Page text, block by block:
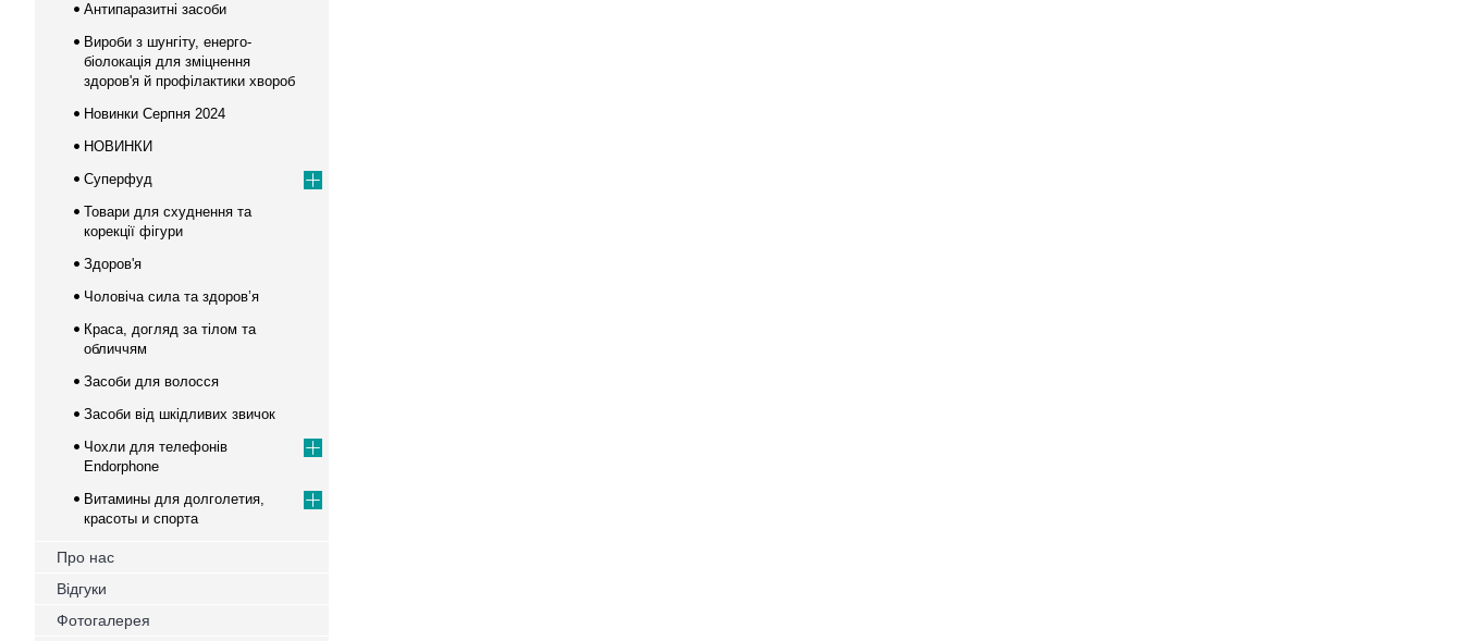
Антипаразитні засоби
Вироби з шунгіту, енерго-
біолокація для зміцнення
здоров'я й профілактики хвороб
Новинки Серпня 2024
НОВИНКИ
Суперфуд
Товари для схуднення та
корекції фігури
Здоров'я
Чоловіча сила та здоров’я
Краса, догляд за тілом та
обличчям
Засоби для волосся
Засоби від шкідливих звичок
Чохли для телефонів
Endorphone
Витамины для долголетия,
красоты и спорта
Про нас
Відгуки
Фотогалерея